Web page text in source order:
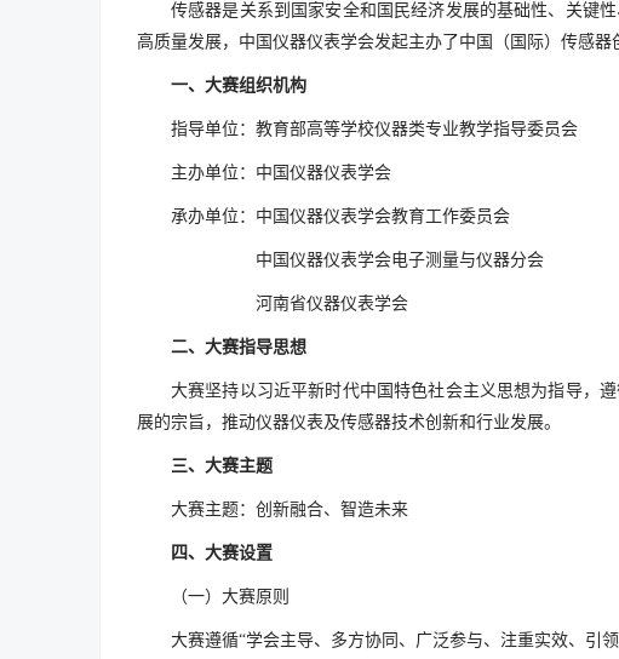
传感器是关系到国家安全和国民经济发展的基础性、关键
高质量发展，中国仪器仪表学会发起主办了中国（国际）传感
一、大赛组织机构
指导单位：教育部高等学校仪器类专业教学指导委员会
主办单位：中国仪器仪表学会
承办单位：中国仪器仪表学会教育工作委员会
中国仪器仪表学会电子测量与仪器分会
河南省仪器仪表学会
二、大赛指导思想
大赛坚持以习近平新时代中国特色社会主义思想为指导，
展的宗旨，推动仪器仪表及传感器技术创新和行业发展。
三、大赛主题
大赛主题：创新融合、智造未来
四、大赛设置
（一）大赛原则
大赛遵循“学会主导、多方协同、广泛参与、注重实效、引